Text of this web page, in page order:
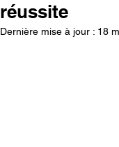
réussite
Dernière mise à jour : 18